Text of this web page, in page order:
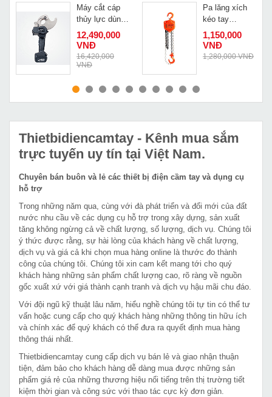
MUA NGAY
Máy cắt cáp
thủy lực dùng
pin Changyou
cao cấp EC-
50M
12,490,000
VNĐ
16,420,000
VNĐ
MUA NGAY
Pa lăng xích
kéo tay
Kawasaki 0,5
tấn 2,5m VC-
0.5
1,150,000
VNĐ
1,280,000 VNĐ
Thietbidiencamtay - Kênh mua sắm
trực tuyến uy tín tại Việt Nam.
Chuyên bán buôn và lẻ các thiết bị điện cầm tay và dụng cụ
hỗ trợ
Trong những năm qua, cùng với đà phát triển và đổi mới của đất
nước nhu cầu về các dụng cụ hỗ trợ trong xây dựng, sản xuất
tăng không ngừng cả về chất lượng, số lượng, dịch vụ. Chúng tôi
ý thức được rằng, sự hài lòng của khách hàng về chất lượng,
dịch vụ và giá cả khi chọn mua hàng online là thước đo thành
công của chúng tôi. Chúng tôi xin cam kết mang tới cho quý
khách hàng những sản phẩm chất lượng cao, rõ ràng về nguồn
gốc xuất xứ với giá thành cạnh tranh và dịch vụ hậu mãi chu đáo.
Với đội ngũ kỹ thuật lâu năm, hiểu nghề chúng tôi tự tin có thể tư
vấn hoặc cung cấp cho quý khách hàng những thông tin hữu ích
và chính xác để quý khách có thể đưa ra quyết định mua hàng
thông thái nhất.
Thietbidiencamtay cung cấp dịch vụ bán lẻ và giao nhận thuận
tiện, đảm bảo cho khách hàng dễ dàng mua được những sản
phẩm giá rẻ của những thương hiệu nổi tiếng trên thị trường tiết
kiệm thời gian và công sức với thao tác cực kỳ đơn giản.